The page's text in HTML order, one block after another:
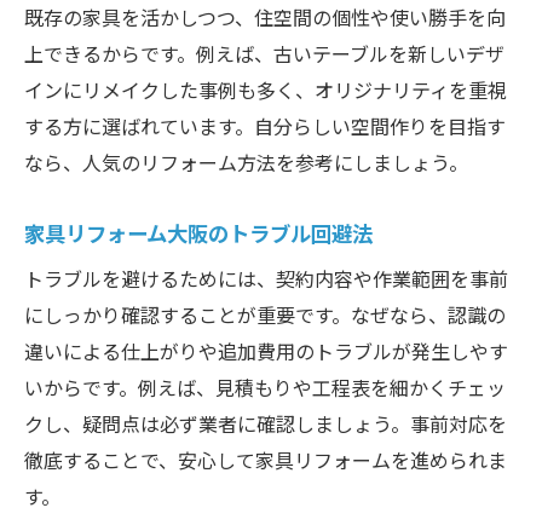
既存の家具を活かしつつ、住空間の個性や使い勝手を向
上できるからです。例えば、古いテーブルを新しいデザ
インにリメイクした事例も多く、オリジナリティを重視
する方に選ばれています。自分らしい空間作りを目指す
なら、人気のリフォーム方法を参考にしましょう。
家具リフォーム大阪のトラブル回避法
トラブルを避けるためには、契約内容や作業範囲を事前
にしっかり確認することが重要です。なぜなら、認識の
違いによる仕上がりや追加費用のトラブルが発生しやす
いからです。例えば、見積もりや工程表を細かくチェッ
クし、疑問点は必ず業者に確認しましょう。事前対応を
徹底することで、安心して家具リフォームを進められま
す。